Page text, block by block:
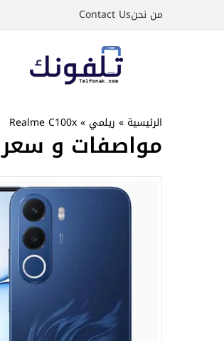
من نحنContact Us
الرئيسية » ريلمي »
Realme C100x
مواصفات و سعر Realme C100x